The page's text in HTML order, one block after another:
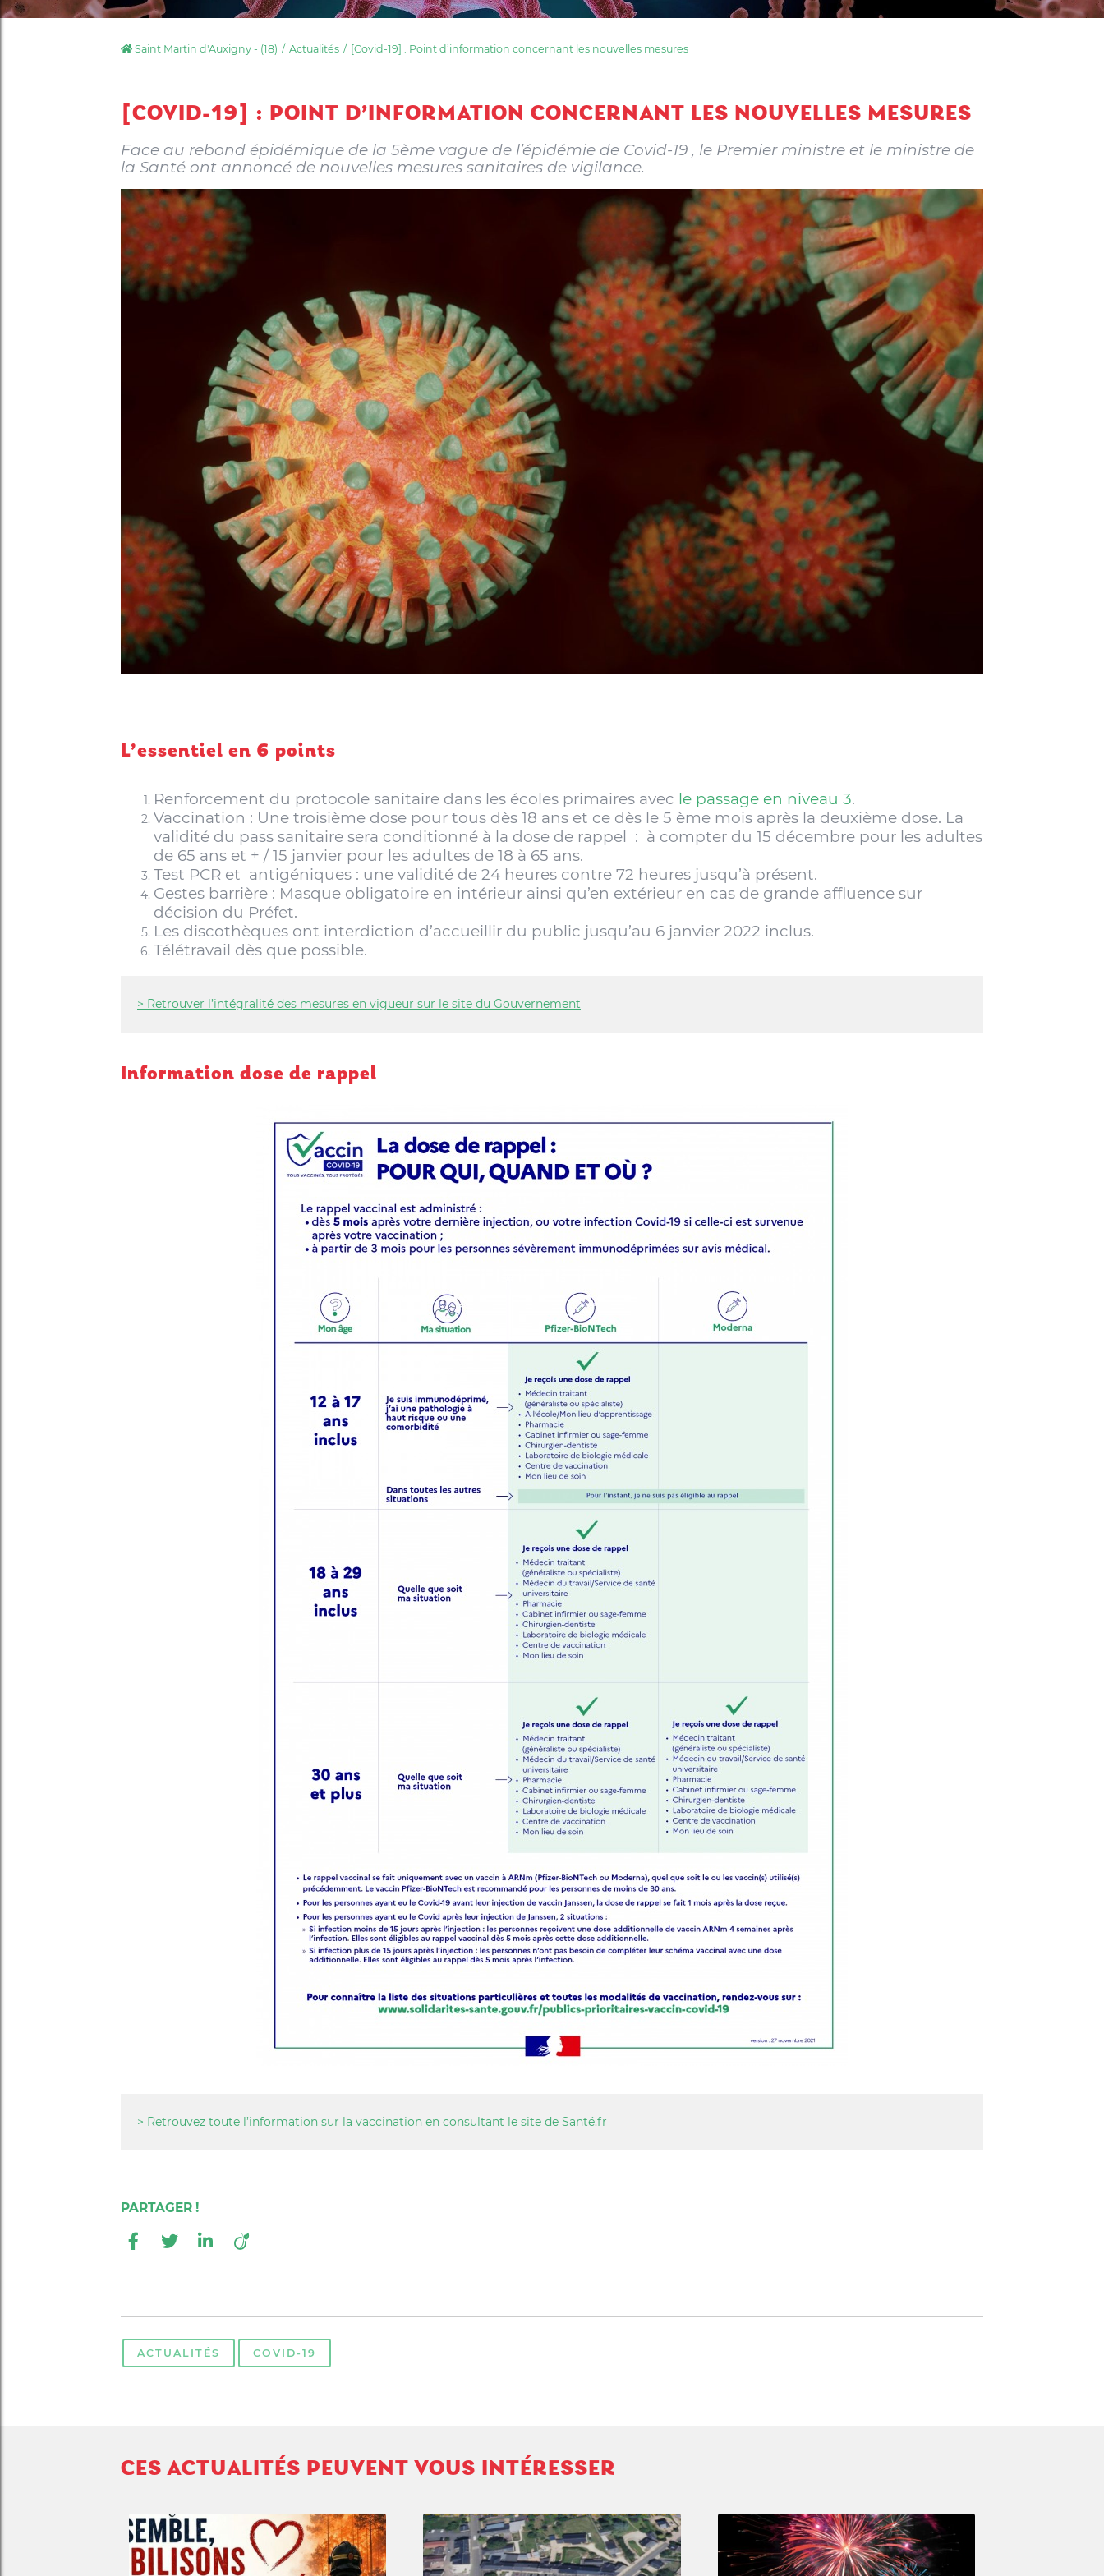
Saint Martin d'Auxigny - (18) Actualités [Covid-19] : Point d’information concernant les nouvelles mesures
[COVID-19] : POINT D’INFORMATION CONCERNANT LES NOUVELLES MESURES
Face au rebond épidémique de la 5ème vague de l’épidémie de Covid-19 , le Premier ministre et le ministre de
la Santé ont annoncé de nouvelles mesures sanitaires de vigilance.
L’essentiel en 6 points
Renforcement du protocole sanitaire dans les écoles primaires avec le passage en niveau 3.
Vaccination : Une troisième dose pour tous dès 18 ans et ce dès le 5 ème mois après la deuxième dose. La
validité du pass sanitaire sera conditionné à la dose de rappel : à compter du 15 décembre pour les adultes
de 65 ans et + / 15 janvier pour les adultes de 18 à 65 ans.
Test PCR et antigéniques : une validité de 24 heures contre 72 heures jusqu’à présent.
Gestes barrière : Masque obligatoire en intérieur ainsi qu’en extérieur en cas de grande affluence sur
décision du Préfet.
Les discothèques ont interdiction d’accueillir du public jusqu’au 6 janvier 2022 inclus.
Télétravail dès que possible.
> Retrouver l’intégralité des mesures en vigueur sur le site du Gouvernement
Information dose de rappel
> Retrouvez toute l’information sur la vaccination en consultant le site de Santé.fr
ACTUALITÉS COVID-19
CES ACTUALITÉS PEUVENT VOUS INTÉRESSER